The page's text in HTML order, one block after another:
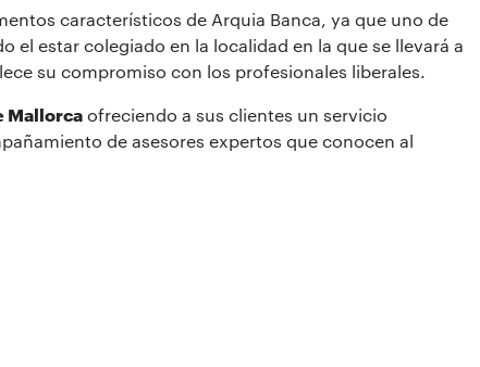
característicos de Arquia Banca, ya que uno de
el estar colegiado en la localidad en la que se llevará a
su compromiso con los profesionales liberales.
Mallorca ofreciendo a sus clientes un servicio
de asesores expertos que conocen al